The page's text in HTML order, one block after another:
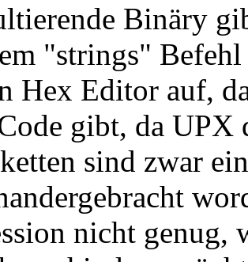
Binäry
"strings"
Hex Editor auf,
gibt, da UPX
sind zwar
nicht genug,